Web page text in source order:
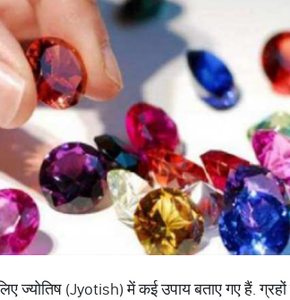
ज्योतिष (Jyotish) में कई उपाय बताए गए हैं.